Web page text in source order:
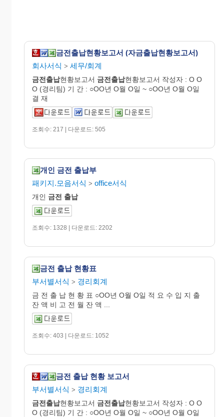
금전출납현황보고서 (자금출납현황보고서)
회사서식 > 세무/회계
금전출납현황보고서 금전출납현황보고서 작성자 : O O
O (경리팀) 기 간 : ○OO년 O월 O일 ~ ○OO년 O월 O일
결 재
조회수: 217 | 다운로드: 505
개인 금전 출납부
패키지.모음서식 > office서식
개인 금전 출납
조회수: 1328 | 다운로드: 2202
금전 출납 현황표
부서별서식 > 경리회계
금 전 출 납 현 황 표 ○OO년 O월 O일 적 요 수 입 지 출
잔 액 비 고 전 월 잔 액 ...
조회수: 403 | 다운로드: 1052
금전 출납 현황 보고서
부서별서식 > 경리회계
금전출납현황보고서 금전출납현황보고서 작성자 : O O
O (경리팀) 기 간 : ○OO년 O월 O일 ~ ○OO년 O월 O일